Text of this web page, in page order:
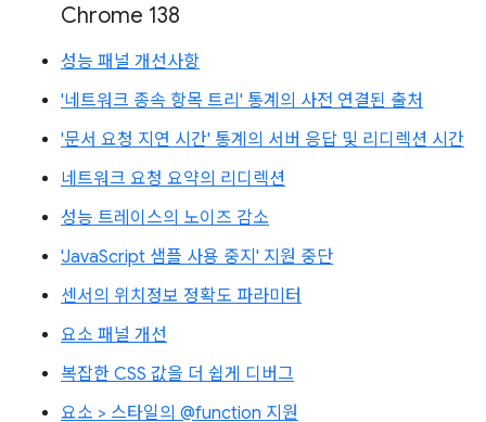
Chrome 138
성능 패널 개선사항
'네트워크 종속 항목 트리' 통계의 사전 연결된 출처
'문서 요청 지연 시간' 통계의 서버 응답 및 리디렉션 시간
네트워크 요청 요약의 리디렉션
성능 트레이스의 노이즈 감소
'JavaScript 샘플 사용 중지' 지원 중단
센서의 위치정보 정확도 파라미터
요소 패널 개선
복잡한 CSS 값을 더 쉽게 디버그
요소 > 스타일의 @function 지원